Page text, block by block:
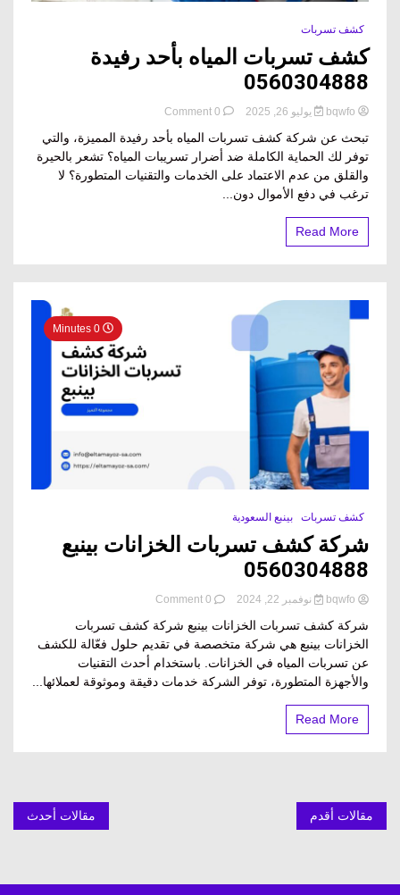
كشف تسربات
كشف تسربات المياه بأحد رفيدة
0560304888
يوليو 26, 2025 0 Comment
on
تسربات
المياه
بأحد
تبحث عن شركة كشف تسربات المياه بأحد رفيدة المميزة، والتي
توفر لك الحماية الكاملة ضد أضرار تسريبات المياه؟ تشعر بالحيرة
والقلق من عدم الاعتماد على الخدمات والتقنيات المتطورة؟ لا
ترغب في دفع الأموال دون...
Read More
كشف تسربات بينبع السعودية
شركة كشف تسربات الخزانات بينبع
0560304888
نوفمبر 22, 2024 0 Comment
on
كشف
تسربات
الخزانات
بينبع
شركة كشف تسربات الخزانات بينبع شركة كشف تسربات
الخزانات بينبع هي شركة متخصصة في تقديم حلول فعّالة للكشف
عن تسربات المياه في الخزانات. باستخدام أحدث التقنيات
والأجهزة المتطورة، توفر الشركة خدمات دقيقة وموثوقة لعملائها...
Read More
تصفّح
مقالات أقدم مقالات أحدث